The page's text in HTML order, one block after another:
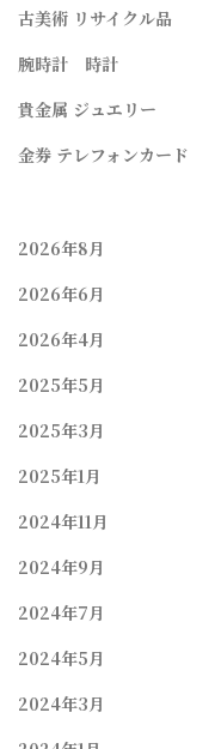
古美術 リサイクル品
腕時計 時計
貴金属 ジュエリー
金券 テレフォンカード
2026年8月
2026年6月
2026年4月
2025年5月
2025年3月
2025年1月
2024年11月
2024年9月
2024年7月
2024年5月
2024年3月